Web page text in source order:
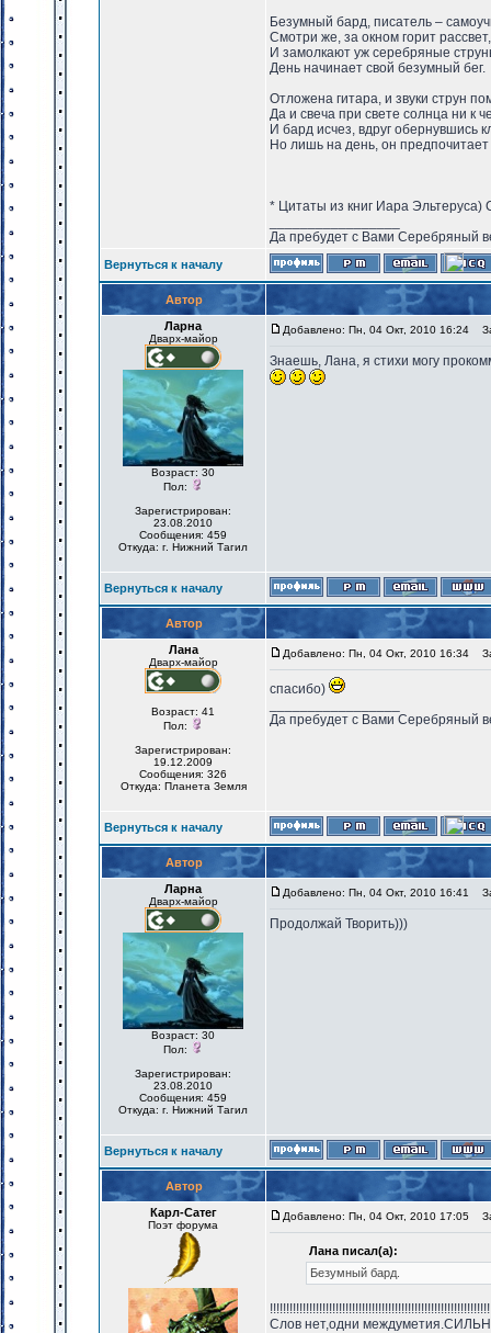
Безумный бард, писатель –
Смотри же, за окном горит рассвет,
И замолкают уж серебряные
День начинает свой безумный бег.
Отложена гитара, и звуки струн
Да и свеча при свете солнца ни к
И бард исчез, вдруг обернувшись
Но лишь на день, он предпочитает
* Цитаты из книг Иара
Да пребудет с Вами Серебряный
Вернуться к началу
Автор
Ларна
Дварх-майор
Возраст: 30
Пол:
Зарегистрирован:
23.08.2010
Сообщения: 459
Откуда: г. Нижний Тагил
Добавлено: Пн, 04 Окт, 2010 16:24
Знаешь, Лана, я стихи могу
Вернуться к началу
Автор
Лана
Дварх-майор
Возраст: 41
Пол:
Зарегистрирован:
19.12.2009
Сообщения: 326
Откуда: Планета Земля
Добавлено: Пн, 04 Окт, 2010 16:34
спасибо)
Да пребудет с Вами Серебряный
Вернуться к началу
Автор
Ларна
Дварх-майор
Возраст: 30
Пол:
Зарегистрирован:
23.08.2010
Сообщения: 459
Откуда: г. Нижний Тагил
Добавлено: Пн, 04 Окт, 2010 16:41
Продолжай Творить)))
Вернуться к началу
Автор
Карл-Сатег
Поэт форума
Добавлено: Пн, 04 Окт, 2010 17:05
Лана писал(а):
Безумный бард.
Слов нет,одни